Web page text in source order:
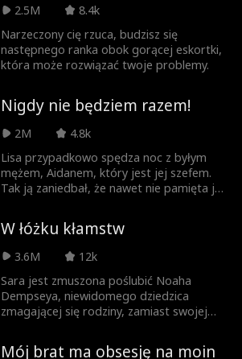
Umowa została zainicjowana przez
odzyskać funkcję dyrektora generalnego,
realizując pragnienie swojego ojca.
Podczas gdy mieszkają w swoim
pojawiają się nieoczekiwane uczucia,
które mogą skomplikować ich biznesowy
accord. Wszystko ma cenę — ale czy
2.5M
8.4k
Narzeczony cię rzuca, budzisz się
następnego ranka obok gorącej eskortki,
która może rozwiązać twoje problemy.
Nigdy nie będziem razem!
2M
4.8k
Lisa przypadkowo spędza noc z byłym
mężem, Aidanem, który jest jej szefem.
Tak ją zaniedbał, że nawet nie pamięta jej
sytuacji pomyłek, Aidan zatrudnia ją jako
swoją sekretarkę i zaczyna ją podrywać!
Czy ona do niego wróci?
W łóżku kłamstw
3.6M
12k
Sara jest zmuszona poślubić Noaha
Dempseya, niewidomego dziedzica
zmagającej się rodziny, zamiast swojej
poznaje Noaha, zakochuje się w nim, by
Mój brat ma obsesję na moin